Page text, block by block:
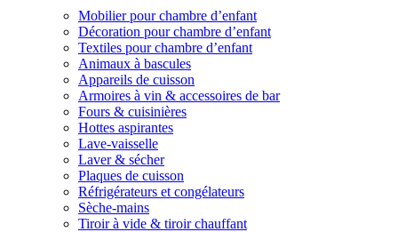
Mobilier pour chambre d’enfant
Décoration pour chambre d’enfant
Textiles pour chambre d’enfant
Animaux à bascules
Appareils de cuisson
Armoires à vin & accessoires de bar
Fours & cuisinières
Hottes aspirantes
Lave-vaisselle
Laver & sécher
Plaques de cuisson
Réfrigérateurs et congélateurs
Sèche-mains
Tiroir à vide & tiroir chauffant